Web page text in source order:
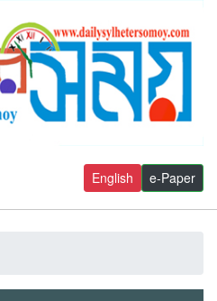
e-Paper
English